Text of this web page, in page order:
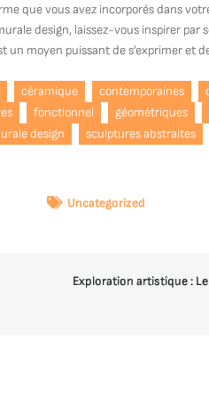
que vous avez incorporés dans
design, laissez-vous inspirer par
moyen puissant de s’exprimer et
céramique contemporaines
fonctionnel géométriques
design sculptures abstraites
Uncategorized
Exploration artistique :